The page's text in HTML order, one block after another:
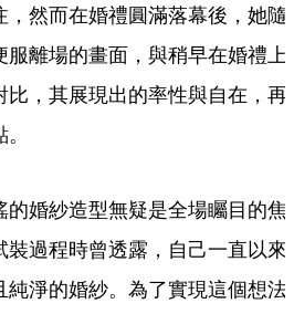
，然而在婚禮圓滿落幕後，她隨
服離場的畫面，與稍早在婚禮上
比，其展現出的率性與自在，再
婚紗造型無疑是全場矚目的焦
裝過程時曾透露，自己一直以來
純淨的婚紗。為了實現這個想法